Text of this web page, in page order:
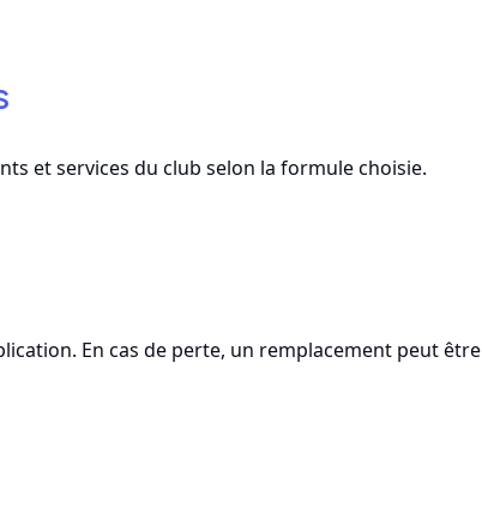
et services du club selon la formule choisie.
En cas de perte, un remplacement peut